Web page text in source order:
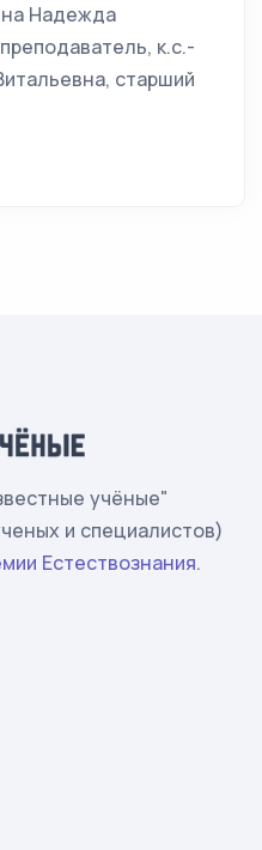
Надежда
к.с.-
старший
учёные"
и специалистов)
Естествознания.